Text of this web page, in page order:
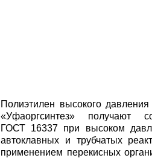
Полиэтилен высокого
«Уфаоргсинтез» получают
ГОСТ 16337 при высоком
автоклавных и трубчатых
применением перекисных